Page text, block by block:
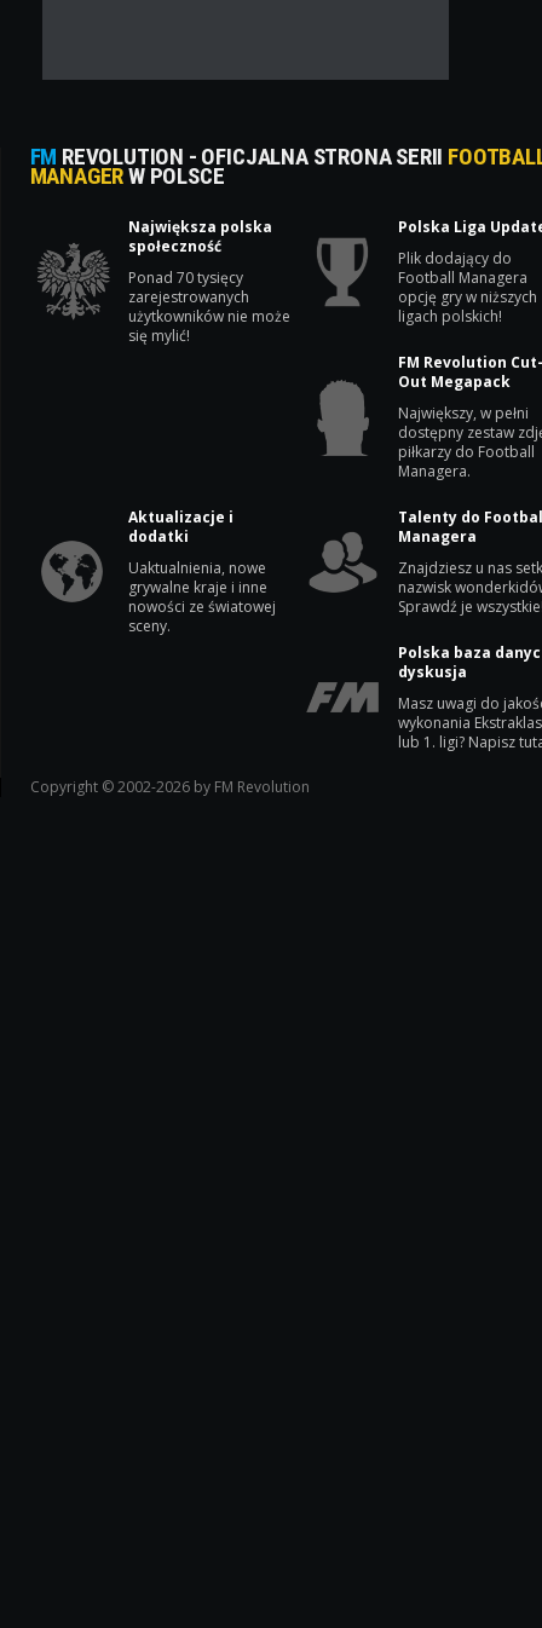
FM REVOLUTION - OFICJALNA STRONA SERII
MANAGERW POLSCE
Największa polska
społeczność
Ponad 70 tysięcy
zarejestrowanych
użytkowników nie może
się mylić!
Polska Liga
Plik dodający do
Football Managera
opcję gry w niższych
ligach polskich!
FM Revolution
Out Megapack
Największy, w pełni
dostępny zestaw
piłkarzy do Football
Managera.
Aktualizacje i
dodatki
Uaktualnienia, nowe
grywalne kraje i inne
nowości ze światowej
sceny.
Talenty do
Managera
Znajdziesz u nas
nazwisk
Sprawdź je
Polska baza
dyskusja
Masz uwagi do
wykonania
lub 1. ligi? Napisz
Copyright © 2002-2026 by FM Revolution